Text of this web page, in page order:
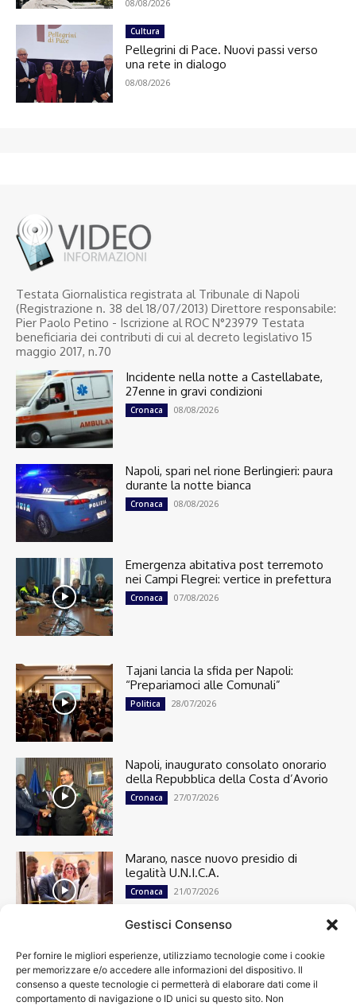
Gestisci Consenso
Per fornire le migliori esperienze, utilizziamo tecnologie come i cookie
per memorizzare e/o accedere alle informazioni del dispositivo. Il
consenso a queste tecnologie ci permetterà di elaborare dati come il
comportamento di navigazione o ID unici su questo sito. Non
08/08/2026
Cultura
Pellegrini di Pace. Nuovi passi verso
una rete in dialogo
08/08/2026
Testata Giornalistica registrata al Tribunale di Napoli
(Registrazione n. 38 del 18/07/2013) Direttore responsabile:
Pier Paolo Petino - Iscrizione al ROC N°23979 Testata
beneficiaria dei contributi di cui al decreto legislativo 15
maggio 2017, n.70
Incidente nella notte a Castellabate,
27enne in gravi condizioni
Cronaca 08/08/2026
Napoli, spari nel rione Berlingieri: paura
durante la notte bianca
Cronaca 08/08/2026
Emergenza abitativa post terremoto
nei Campi Flegrei: vertice in prefettura
Cronaca 07/08/2026
Tajani lancia la sfida per Napoli:
“Prepariamoci alle Comunali”
Politica 28/07/2026
Napoli, inaugurato consolato onorario
della Repubblica della Costa d’Avorio
Cronaca 27/07/2026
Marano, nasce nuovo presidio di
legalità U.N.I.C.A.
Cronaca 21/07/2026
Cronaca
13501
Attualità
7305
top